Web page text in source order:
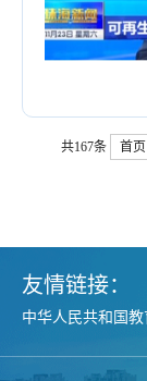
共167条 首页
友情链接：
中华人民共和国教